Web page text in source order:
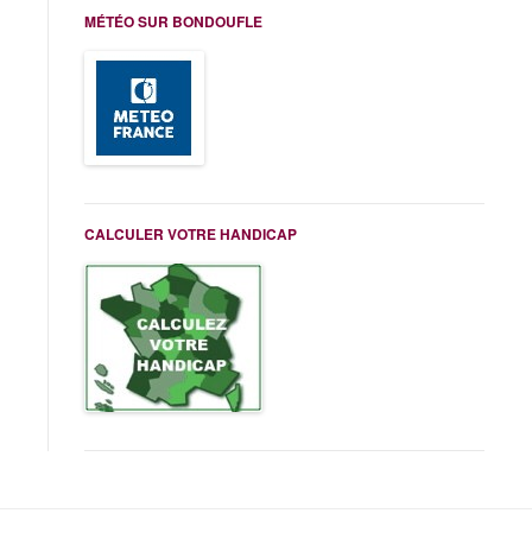
MÉTÉO SUR BONDOUFLE
CALCULER VOTRE HANDICAP